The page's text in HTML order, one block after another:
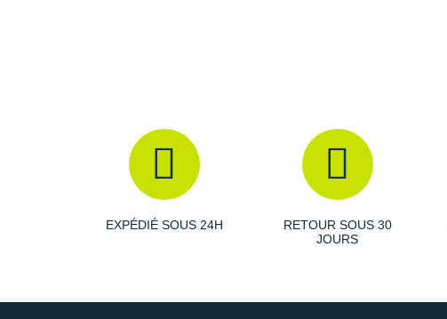
EXPÉDIÉ SOUS 24H
RETOUR SOUS 30
JOURS